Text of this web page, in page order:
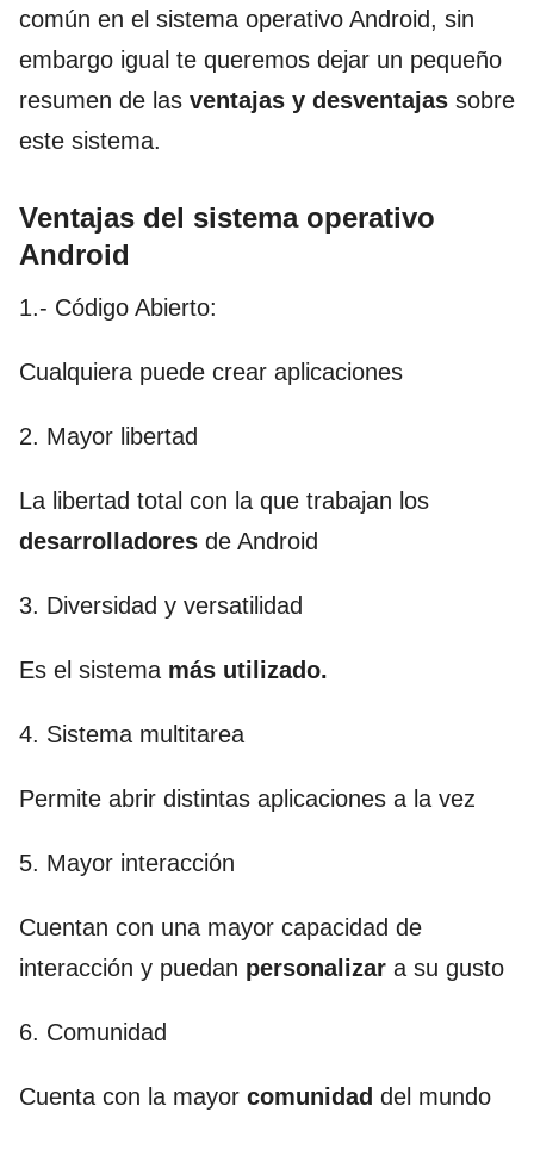
común en el sistema operativo Android, sin
embargo igual te queremos dejar un pequeño
resumen de las ventajas y desventajas sobre
este sistema.
Ventajas del sistema operativo
Android
1.- Código Abierto:
Cualquiera puede crear aplicaciones
2. Mayor libertad
La libertad total con la que trabajan los
desarrolladores de Android
3. Diversidad y versatilidad
Es el sistema más utilizado.
4. Sistema multitarea
Permite abrir distintas aplicaciones a la vez
5. Mayor interacción
Cuentan con una mayor capacidad de
interacción y puedan personalizar a su gusto
6. Comunidad
Cuenta con la mayor comunidad del mundo